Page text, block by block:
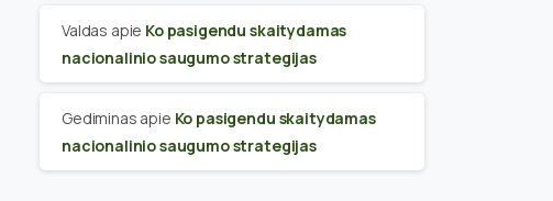
Valdas apie Ko pasigendu skaitydamas
nacionalinio saugumo strategijas
Gediminas apie Ko pasigendu skaitydamas
nacionalinio saugumo strategijas